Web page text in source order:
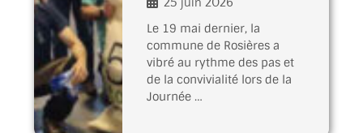
Le 19 mai dernier, la
commune de Rosières a
vibré au rythme des pas et
de la convivialité lors de la
Journée …